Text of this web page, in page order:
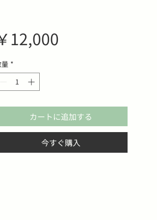
12,000価
*
カートに追加する
今すぐ購入